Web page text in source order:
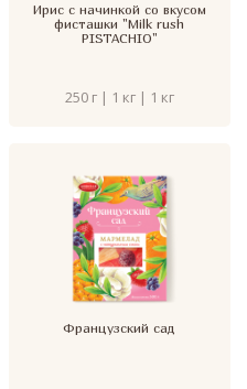
Ирис с начинкой со вкусом
фисташки "Milk rush
PISTACHIO"
250 г | 1 кг | 1 кг
Французский сад